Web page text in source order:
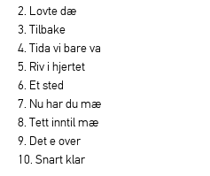
2. Lovte dæ
3. Tilbake
4. Tida vi bare va
5. Riv i hjertet
6. Et sted
7. Nu har du mæ
8. Tett inntil mæ
9. Det e over
10. Snart klar